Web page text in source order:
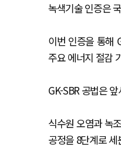
녹색기술 인증은
이번 인증을 통해
주요 에너지 절감
GK-SBR 공법은
식수원 오염과 녹
공정을 8단계로